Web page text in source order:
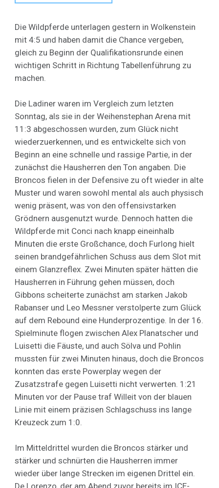
Die Wildpferde unterlagen gestern in Wolkenstein
mit 4:5 und haben damit die Chance vergeben,
gleich zu Beginn der Qualifikationsrunde einen
wichtigen Schritt in Richtung Tabellenführung zu
machen.
Die Ladiner waren im Vergleich zum letzten
Sonntag, als sie in der Weihenstephan Arena mit
11:3 abgeschossen wurden, zum Glück nicht
wiederzuerkennen, und es entwickelte sich von
Beginn an eine schnelle und rassige Partie, in der
zunächst die Hausherren den Ton angaben. Die
Broncos fielen in der Defensive zu oft wieder in alte
Muster und waren sowohl mental als auch physisch
wenig präsent, was von den offensivstarken
Grödnern ausgenutzt wurde. Dennoch hatten die
Wildpferde mit Conci nach knapp eineinhalb
Minuten die erste Großchance, doch Furlong hielt
seinen brandgefährlichen Schuss aus dem Slot mit
einem Glanzreflex. Zwei Minuten später hätten die
Hausherren in Führung gehen müssen, doch
Gibbons scheiterte zunächst am starken Jakob
Rabanser und Leo Messner verstolperte zum Glück
auf dem Rebound eine Hunderprozentige. In der 16.
Spielminute flogen zwischen Alex Planatscher und
Luisetti die Fäuste, und auch Sölva und Pohlin
mussten für zwei Minuten hinaus, doch die Broncos
konnten das erste Powerplay wegen der
Zusatzstrafe gegen Luisetti nicht verwerten. 1:21
Minuten vor der Pause traf Willeit von der blauen
Linie mit einem präzisen Schlagschuss ins lange
Kreuzeck zum 1:0.
Im Mitteldrittel wurden die Broncos stärker und
stärker und schnürten die Hausherren immer
wieder über lange Strecken im eigenen Drittel ein.
De Lorenzo, der am Abend zuvor bereits im ICE-